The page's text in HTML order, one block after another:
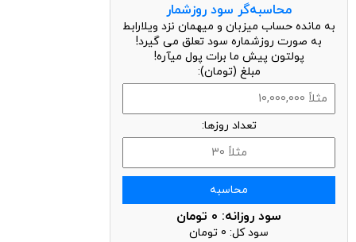
محاسبه‌گر سود روزشمار
به مانده حساب میزبان و میهمان نزد ویلارابط
به صورت روزشماره سود تعلق می گیرد!
پولتون پیش ما برات پول میآره!
مبلغ (تومان):
تعداد روزها:
محاسبه
سود روزانه: 0 تومان
سود کل: 0 تومان